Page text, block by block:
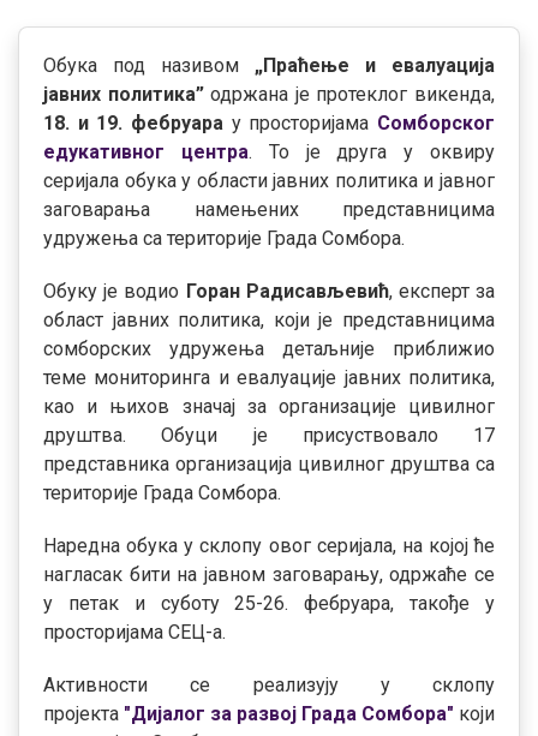
Обука под називом „Праћење и евалуација
јавних политика”одржана је протеклог викенда,
18. и 19. фебруарa у просторијама Сомборског
едукативног центра. То је друга у оквиру
серијала обука у области јавних политика и јавног
заговарања намењених представницима
удружења са територије Града Сомбора.
Обуку је водио Горан Радисављевић, експерт за
област јавних политика, који је представницима
сомборских удружења детаљније приближио
теме мониторинга и евалуације јавних политика,
као и њихов значај за организације цивилног
друштва. Обуци је присуствовало 17
представника организација цивилног друштва са
територије Града Сомбора.
Наредна обука у склопу овог серијала, на којој ће
нагласак бити на јавном заговарању, одржаће се
у петак и суботу 25-26. фебруара, такође у
просторијама СЕЦ-а.
Активности се реализују у склопу
пројекта "Дијалог за развој Града Сомбора" који